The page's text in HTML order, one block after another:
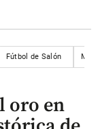
Fútbol de Salón
oro en